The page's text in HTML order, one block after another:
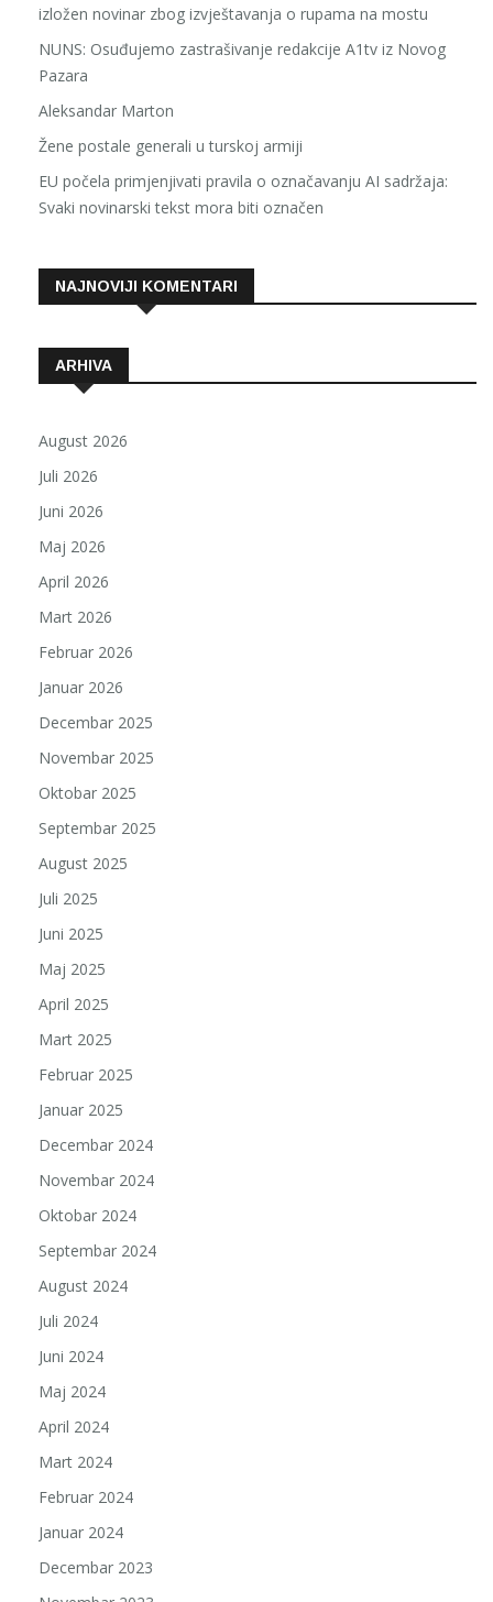
izložen novinar zbog izvještavanja o rupama na mostu
NUNS: Osuđujemo zastrašivanje redakcije A1tv iz Novog
Pazara
Aleksandar Marton
Žene postale generali u turskoj armiji
EU počela primjenjivati pravila o označavanju AI sadržaja:
Svaki novinarski tekst mora biti označen
NAJNOVIJI KOMENTARI
ARHIVA
August 2026
Juli 2026
Juni 2026
Maj 2026
April 2026
Mart 2026
Februar 2026
Januar 2026
Decembar 2025
Novembar 2025
Oktobar 2025
Septembar 2025
August 2025
Juli 2025
Juni 2025
Maj 2025
April 2025
Mart 2025
Februar 2025
Januar 2025
Decembar 2024
Novembar 2024
Oktobar 2024
Septembar 2024
August 2024
Juli 2024
Juni 2024
Maj 2024
April 2024
Mart 2024
Februar 2024
Januar 2024
Decembar 2023